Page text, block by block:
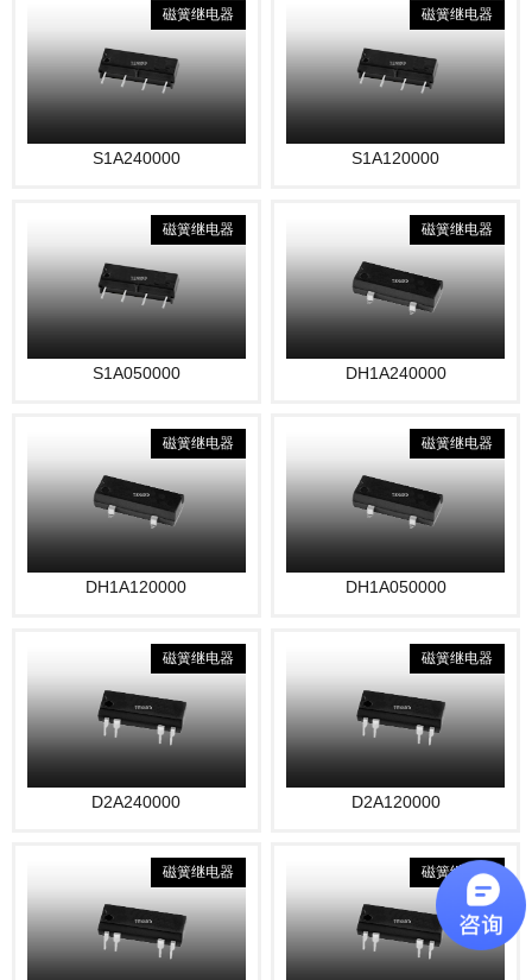
磁簧继电器
S1A240000
磁簧继电器
S1A120000
磁簧继电器
S1A050000
磁簧继电器
DH1A240000
磁簧继电器
DH1A120000
磁簧继电器
DH1A050000
磁簧继电器
D2A240000
磁簧继电器
D2A120000
磁簧继电器 磁簧继电器